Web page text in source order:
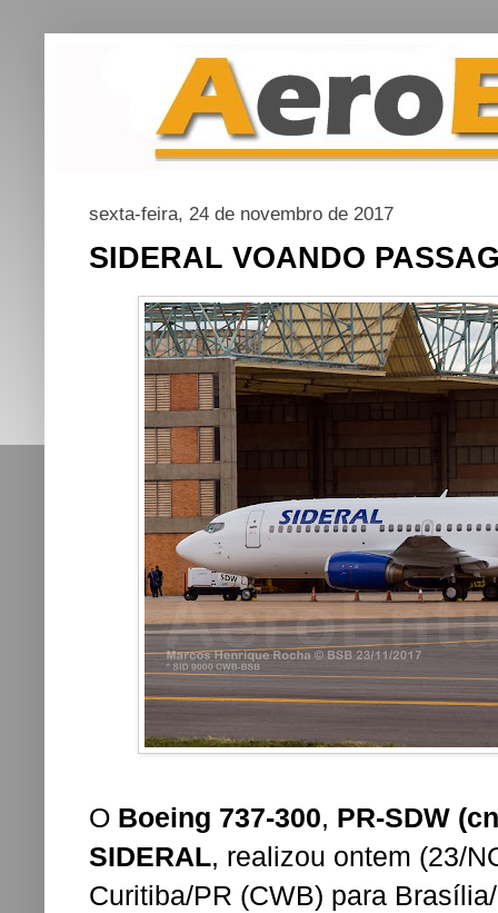
sexta-feira, 24 de novembro de 2017
SIDERAL VOANDO
O Boeing 737-300, PR-SDW
SIDERAL, realizou ontem (23/
Curitiba/PR (CWB) para